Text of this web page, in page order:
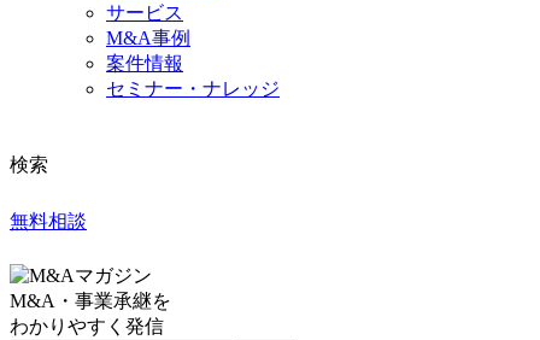
サービス
M&A事例
案件情報
セミナー・ナレッジ
検索
無料相談
M&A・事業承継を
わかりやすく発信